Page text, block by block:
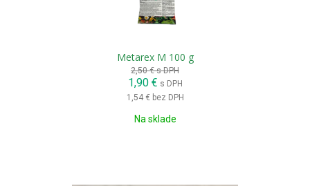
Metarex M 100 g
2,50 €s DPH
1,90 € s DPH
1,54 € bez DPH
Na sklade